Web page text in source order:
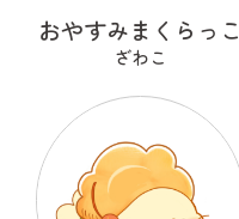
おやすみまくらっこ
ざわこ